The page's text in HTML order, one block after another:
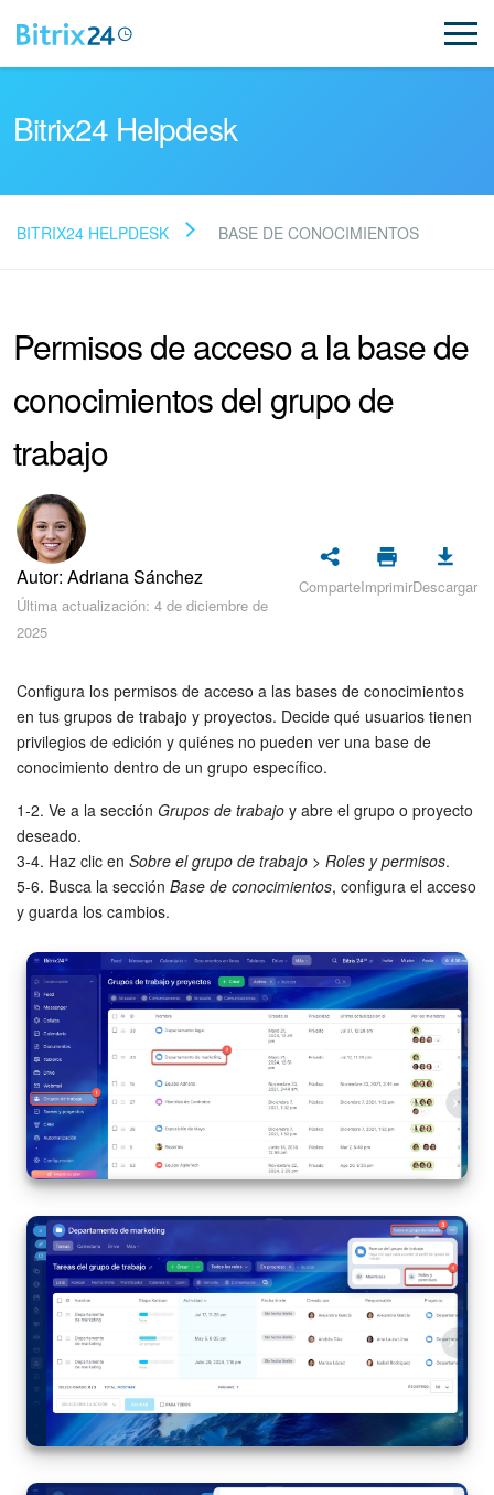
NUEVO
Soporte de Bitrix24
Registro e inicio de sesión en Bitrix24
Seguridad
Planes y pagos
Cómo empezar
Messenger
Collabs
Calendario
Bitrix24 Drive
Grupos de trabajo
Proyectos con IA
CoPilot - IA en Bitrix24
Reserva
Contact center
Sales center
CRM Analytics
BI Builder
Bitrix24 Helpdesk
BITRIX24 HELPDESK BASE DE CONOCIMIENTOS
Permisos de acceso a la base de
conocimientos del grupo de
trabajo
Autor: Adriana Sánchez
Última actualización: 4 de diciembre de
2025
ComparteImprimirDescargar
Configura los permisos de acceso a las bases de conocimientos
en tus grupos de trabajo y proyectos. Decide qué usuarios tienen
privilegios de edición y quiénes no pueden ver una base de
conocimiento dentro de un grupo específico.
1-2. Ve a la sección Grupos de trabajo y abre el grupo o proyecto
deseado.
3-4. Haz clic en Sobre el grupo de trabajo > Roles y permisos.
5-6. Busca la sección Base de conocimientos, configura el acceso
y guarda los cambios.